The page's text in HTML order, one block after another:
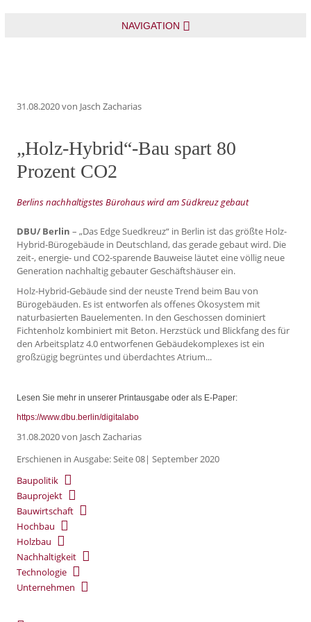
NAVIGATION
31.08.2020von Jasch Zacharias
„Holz-Hybrid“-Bau spart 80
Prozent CO2
Berlins nachhaltigstes Bürohaus wird am Südkreuz gebaut
DBU/ Berlin – „Das Edge Suedkreuz“ in Berlin ist das größte Holz-
Hybrid-Bürogebäude in Deutschland, das gerade gebaut wird. Die
zeit-, energie- und CO2-sparende Bauweise läutet eine völlig neue
Generation nachhaltig gebauter Geschäftshäuser ein.
Holz-Hybrid-Gebäude sind der neuste Trend beim Bau von
Bürogebäuden. Es ist entworfen als offenes Ökosystem mit
naturbasierten Bauelementen. In den Geschossen dominiert
Fichtenholz kombiniert mit Beton. Herzstück und Blickfang des für
den Arbeitsplatz 4.0 entworfenen Gebäudekomplexes ist ein
großzügig begrüntes und überdachtes Atrium...
Lesen Sie mehr in unserer Printausgabe oder als E-Paper:
https://www.dbu.berlin/digitalabo
31.08.2020von Jasch Zacharias
Erschienen in Ausgabe: Seite 08| September 2020
Baupolitik
Bauprojekt
Bauwirtschaft
Hochbau
Holzbau
Nachhaltigkeit
Technologie
Unternehmen